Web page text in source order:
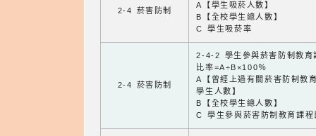
2-4 菸害防制
A【學生吸菸人數】
B【全校學生總人數】
C 學生吸菸率
2-4 菸害防制
2-4-2 學生參與菸害防制教育
比率=A÷B×100％
A【曾經上過有關菸害防制教
學生人數】
B【全校學生總人數】
C 學生參與菸害防制教育課程